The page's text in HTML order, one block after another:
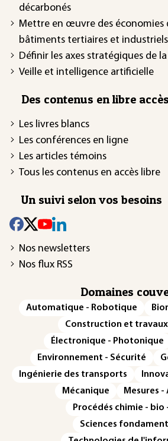
décarbonés
Mettre en œuvre des économies
bâtiments tertiaires et industriels
Définir les axes stratégiques de
Veille et intelligence artificielle
Des contenus en libre accès
Les livres blancs
Les conférences en ligne
Les articles témoins
Tous les contenus en accès libre
Un suivi selon vos besoins
Nos newsletters
Nos flux RSS
Domaines
Automatique - Robotique
Construction et
Électronique - Photonique
Environnement - Sécurité
Ingénierie des transports
Mécanique
Mesures -
Procédés chimie - bio
Sciences